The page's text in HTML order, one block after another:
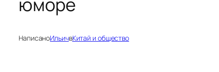
юморе
НаписаноИльичвКитай и общество